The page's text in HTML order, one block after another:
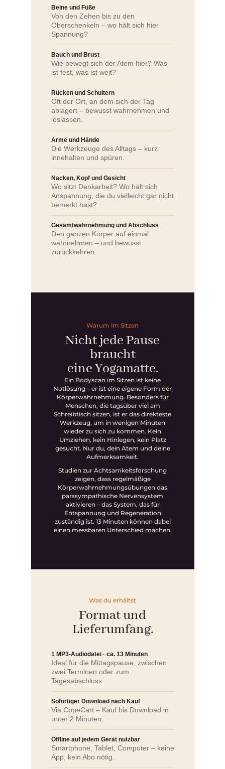
Beine und Füße
Von den Zehen bis zu den
Oberschenkeln – wo hält sich hier
Spannung?
Bauch und Brust
Wie bewegt sich der Atem hier? Was
ist fest, was ist weit?
Rücken und Schultern
Oft der Ort, an dem sich der Tag
ablagert – bewusst wahrnehmen und
loslassen.
Arme und Hände
Die Werkzeuge des Alltags – kurz
innehalten und spüren.
Nacken, Kopf und Gesicht
Wo sitzt Denkarbeit? Wo hält sich
Anspannung, die du vielleicht gar nicht
bemerkt hast?
Gesamtwahrnehmung und Abschluss
Den ganzen Körper auf einmal
wahrnehmen – und bewusst
zurückkehren.
Warum im Sitzen
Nicht jede Pause
braucht
eine Yogamatte.
Ein Bodyscan im Sitzen ist keine
Notlösung – er ist eine eigene Form der
Körperwahrnehmung. Besonders für
Menschen, die tagsüber viel am
Schreibtisch sitzen, ist er das direkteste
Werkzeug, um in wenigen Minuten
wieder zu sich zu kommen. Kein
Umziehen, kein Hinlegen, kein Platz
gesucht. Nur du, dein Atem und deine
Aufmerksamkeit.
Studien zur Achtsamkeitsforschung
zeigen, dass regelmäßige
Körperwahrnehmungsübungen das
parasympathische Nervensystem
aktivieren – das System, das für
Entspannung und Regeneration
zuständig ist. 13 Minuten können dabei
einen messbaren Unterschied machen.
Was du erhältst
Format und
Lieferumfang.
1 MP3-Audiodatei · ca. 13 Minuten
Ideal für die Mittagspause, zwischen
zwei Terminen oder zum
Tagesabschluss.
Sofortiger Download nach Kauf
Via CopeCart – Kauf bis Download in
unter 2 Minuten.
Offline auf jedem Gerät nutzbar
Smartphone, Tablet, Computer – keine
App, kein Abo nötig.